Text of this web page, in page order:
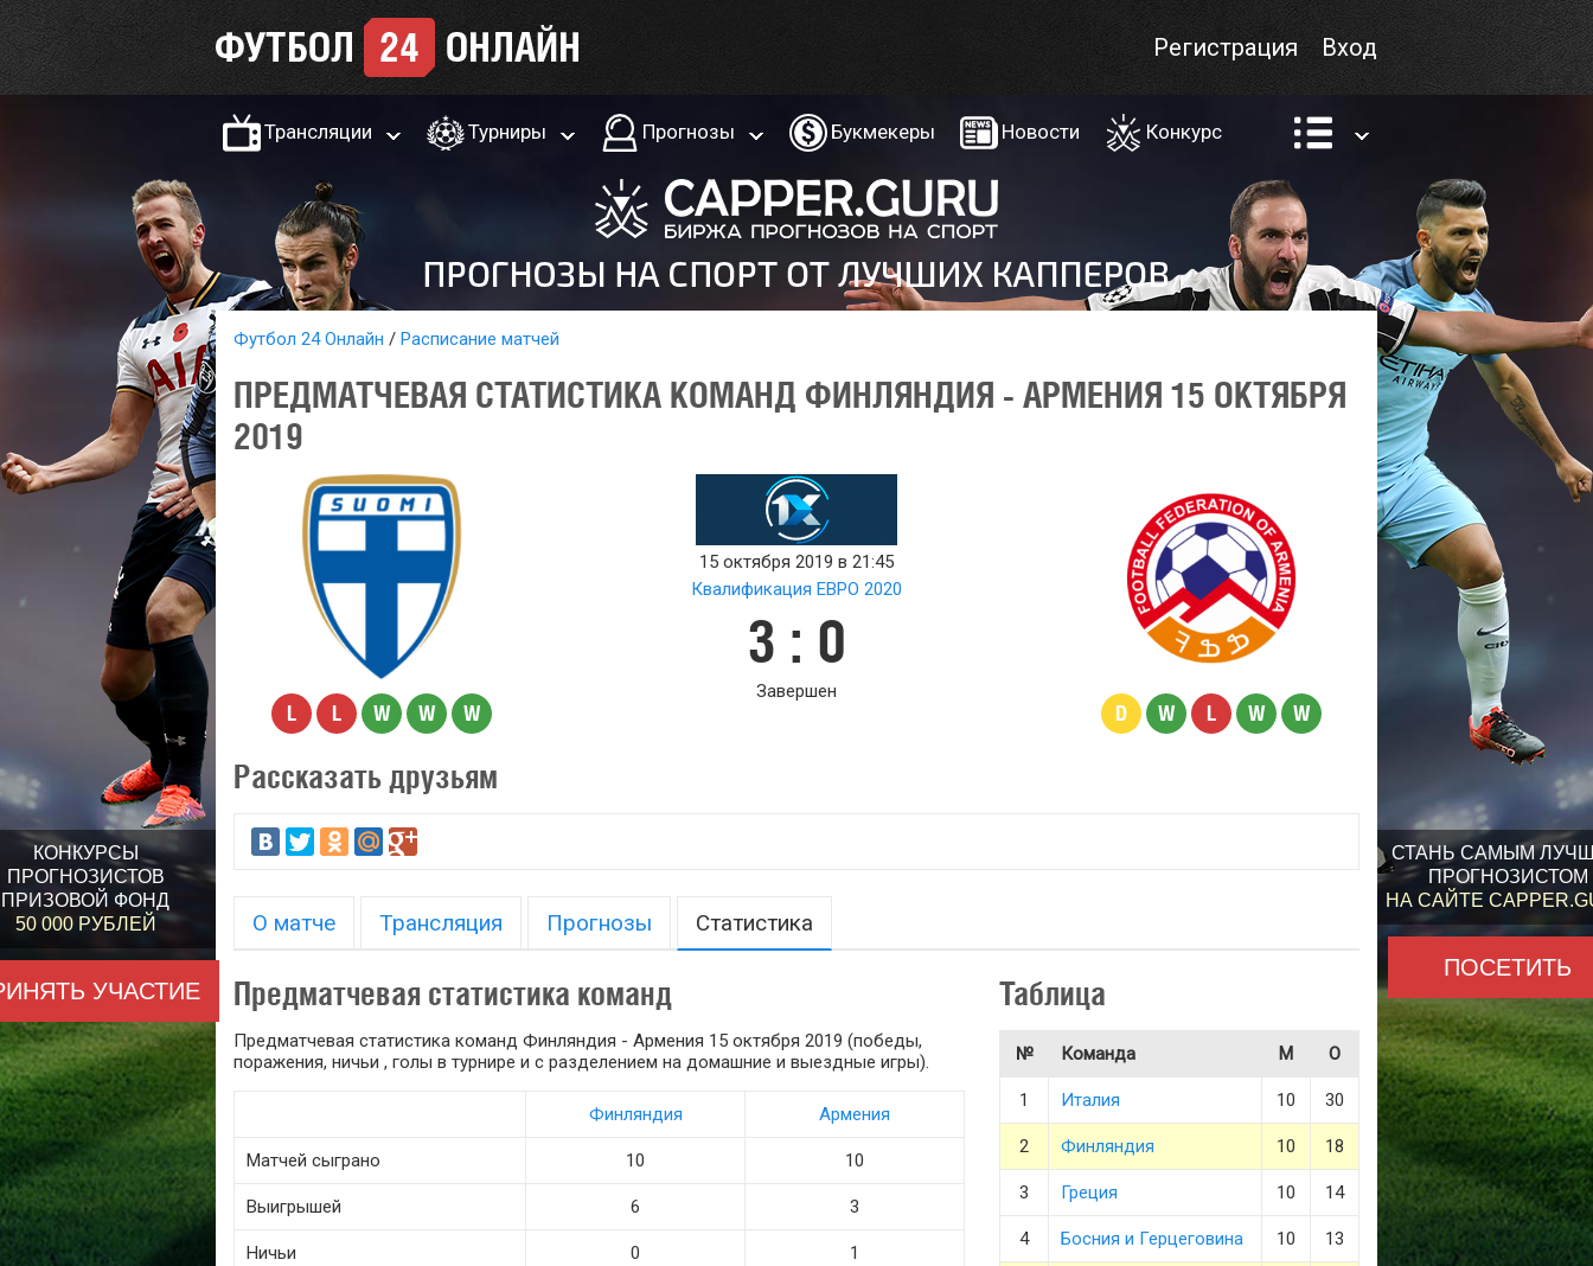
КОНКУРСЫ
ПРОГНОЗИСТОВ
ПРИЗОВОЙ ФОНД
50 000 РУБЛЕЙ
УЧАСТИЕ
СТАНЬ САМЫМ
ПРОГНОЗИСТОМ
НА САЙТЕ
ПОСЕТИТЬ
Вход
Регистрация
Трансляции Турниры Прогнозы Букмекеры Новости Конкурс
Футбол 24 Онлайн Расписание матчей
ПРЕДМАТЧЕВАЯ СТАТИСТИКА КОМАНД ФИНЛЯНДИЯ - АРМЕНИЯ 15 ОКТЯБРЯ
2019
L L W W W
15 октября 2019 в 21:45
Квалификация ЕВРО 2020
3 : 0
Завершен
D W L W W
Рассказать друзьям
О матче Трансляция Прогнозы Статистика
Предматчевая статистика команд
Предматчевая статистика команд Финляндия - Армения 15 октября 2019 (победы,
поражения, ничьи , голы в турнире и с разделением на домашние и выездные игры).
Финляндия Армения
Матчей сыграно 10 10
Выигрышей 6 3
Ничьи 0 1
Таблица
№ Команда М О
1 Италия 10 30
2 Финляндия 10 18
3 Греция 10 14
4 Босния и Герцеговина 10 13